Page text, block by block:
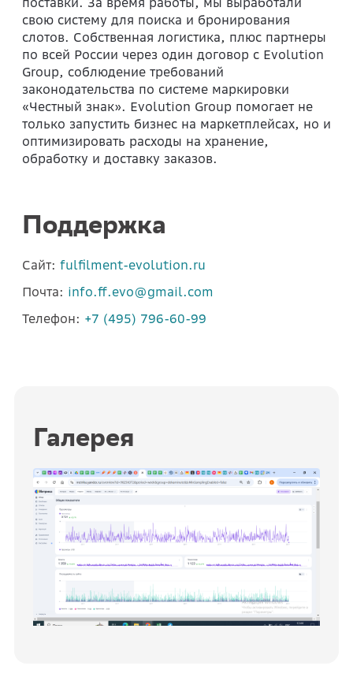
свою систему для поиска и бронирования
слотов. Собственная логистика, плюс партнеры
по всей России через один договор с Evolution
Group, соблюдение требований
законодательства по системе маркировки
«Честный знак». Evolution Group помогает не
только запустить бизнес на маркетплейсах, но и
оптимизировать расходы на хранение,
обработку и доставку заказов.
Поддержка
Сайт: fulfilment-evolution.ru
Почта: info.ff.evo@gmail.com
Телефон: +7 (495) 796-60-99
Галерея